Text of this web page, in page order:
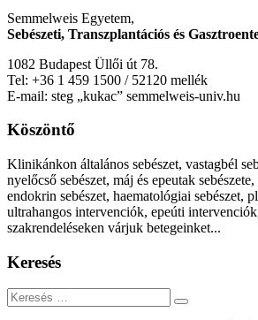
Semmelweis Egyetem,
Sebészeti, Transzplantációs és
1082 Budapest Üllői út 78.
Tel: +36 1 459 1500 / 52120 mellék
E-mail: steg „kukac” semmelweis-univ.hu
Köszöntő
Klinikánkon általános sebészet, vastagbél
nyelőcső sebészet, máj és epeutak sebészete,
endokrin sebészet, haematológiai sebészet,
ultrahangos intervenciók, epeúti
szakrendeléseken várjuk betegeinket...
Keresés
Keresés